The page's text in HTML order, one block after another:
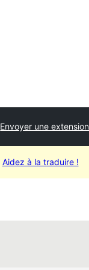
Envoyer une extension
Aidez à la traduire !